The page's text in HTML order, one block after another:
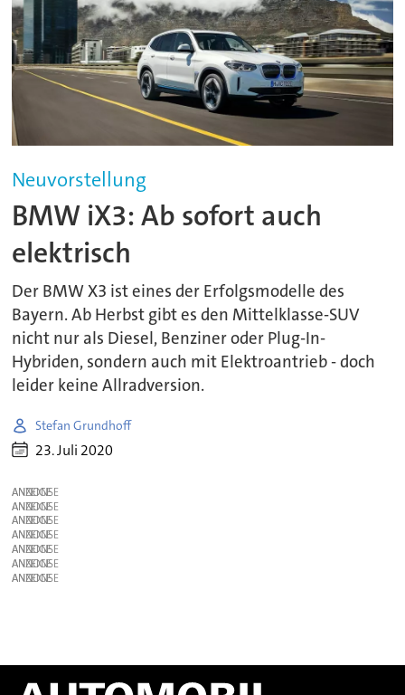
Neuvorstellung
BMW iX3: Ab sofort auch
elektrisch
Der BMW X3 ist eines der Erfolgsmodelle des
Bayern. Ab Herbst gibt es den Mittelklasse-SUV
nicht nur als Diesel, Benziner oder Plug-In-
Hybriden, sondern auch mit Elektroantrieb - doch
leider keine Allradversion.
Stefan Grundhoff
23. Juli 2020
ANZEIGE
ANZEIGE
ANZEIGE
ANZEIGE
ANZEIGE
ANZEIGE
ANZEIGE